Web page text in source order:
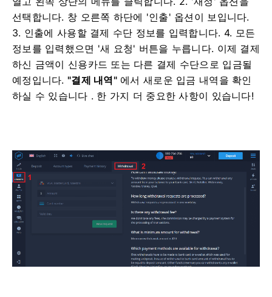
선택합니다. 창 오른쪽 하단에 '인출' 옵션이 보입니다.
3. 인출에 사용할 결제 수단 정보를 입력합니다. 4. 모든
정보를 입력했으면 '새 요청' 버튼을 누릅니다. 이제 결제
하신 금액이 신용카드 또는 다른 결제 수단으로 입금될
예정입니다. "결제 내역"에서 새로운 입금 내역을 확인
하실 수 있습니다 . 한 가지 더 중요한 사항이 있습니다!